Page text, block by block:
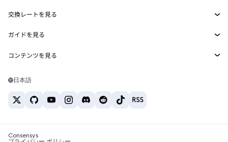
MetaMask Connect
Snaps
Web3サービス
セキュリティ
サポート
キャリア
お問い合わせ
イーサリアムの価格
Solanaの価格
Tetherの価格
交換レートを見る
ETH→USD
USDT→INR
BTC→INR
ETH→USDT
ガイドを見る
ETHの購入
USDTの購入
SHIBの購入
コンテンツを見る
Solanaウォレット
税制関連ニュース
日本語
Consensys